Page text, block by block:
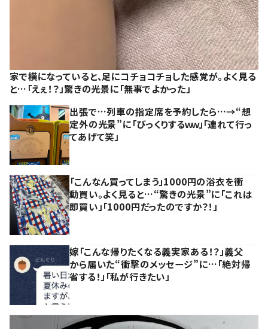
家で横になっていると、足にコチョコチョした感覚が。よく見る
と…「えぇ！？」驚きの光景に「無事でよかった」
出張で…列車の指定席を予約したら…→“想
定外の光景”に「びっくりするｗｗ」「連れて行っ
てあげて笑」
「こんなん買ってしまう」1000円の浴衣を衝
動買い。よく見ると…“驚きの光景”に「これは
即買い」「1000円だったのですか？！」
嫁「こんな帰りたくなる義実家ある！？」義父
から届いた“衝撃のメッセージ”に…「絶対帰
省する！」「私が行きたい」